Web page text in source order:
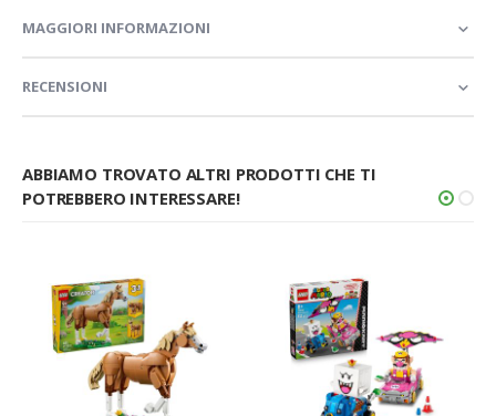
MAGGIORI INFORMAZIONI
RECENSIONI
ABBIAMO TROVATO ALTRI PRODOTTI CHE TI
POTREBBERO INTERESSARE!